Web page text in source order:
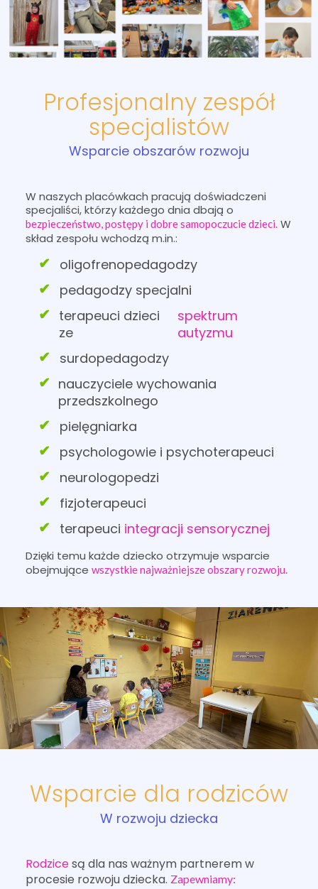
Profesjonalny zespół
specjalistów
Wsparcie obszarów rozwoju
W naszych placówkach pracują doświadczeni
specjaliści, którzy każdego dnia dbają o
bezpieczeństwo, postępy i dobre samopoczucie dzieci.W
skład zespołu wchodzą m.in.:
oligofrenopedagodzy
pedagodzy specjalni
terapeuci dzieci
ze
spektrum
autyzmu
surdopedagodzy
nauczyciele wychowania
przedszkolnego
pielęgniarka
psychologowie i psychoterapeuci
neurologopedzi
fizjoterapeuci
terapeuci integracji sensorycznej
Dzięki temu każde dziecko otrzymuje wsparcie
obejmujące wszystkie najważniejsze obszary rozwoju.
Wsparcie dla rodziców
W rozwoju dziecka
Rodzicesą dla nas ważnym partnerem w
procesie rozwoju dziecka. Zapewniamy: